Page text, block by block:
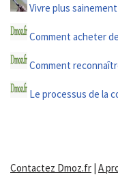
Vivre plus
Comment acheter
Comment
Le processus de la
Contactez Dmoz.fr | A